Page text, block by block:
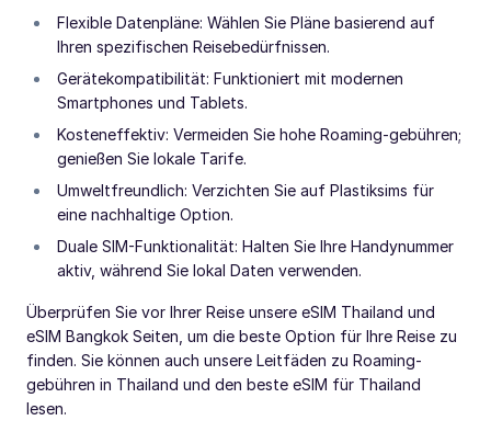
Flexible Datenpläne: Wählen Sie Pläne basierend auf
Ihren spezifischen Reisebedürfnissen.
Gerätekompatibilität: Funktioniert mit modernen
Smartphones und Tablets.
Kosteneffektiv: Vermeiden Sie hohe Roaming-gebühren;
genießen Sie lokale Tarife.
Umweltfreundlich: Verzichten Sie auf Plastiksims für
eine nachhaltige Option.
Duale SIM-Funktionalität: Halten Sie Ihre Handynummer
aktiv, während Sie lokal Daten verwenden.
Überprüfen Sie vor Ihrer Reise unsere eSIM Thailand und
eSIM Bangkok Seiten, um die beste Option für Ihre Reise zu
finden. Sie können auch unsere Leitfäden zu Roaming-
gebühren in Thailand und den beste eSIM für Thailand
lesen.